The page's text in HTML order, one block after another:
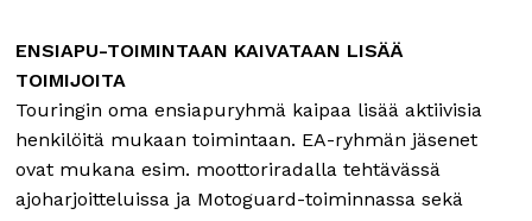
ENSIAPU-TOIMINTAAN KAIVATAAN LISÄÄ
TOIMIJOITA
Touringin oma ensiapuryhmä kaipaa lisää aktiivisia
henkilöitä mukaan toimintaan. EA-ryhmän jäsenet
ovat mukana esim. moottoriradalla tehtävässä
ajoharjoitteluissa ja Motoguard-toiminnassa sekä